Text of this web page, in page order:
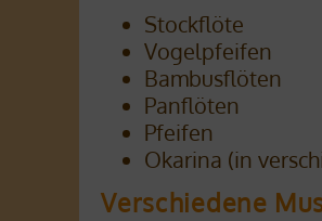
Stockflöte
Vogelpfeifen
Bambusflöten
Panflöten
Pfeifen
Okarina (in
Verschiedene